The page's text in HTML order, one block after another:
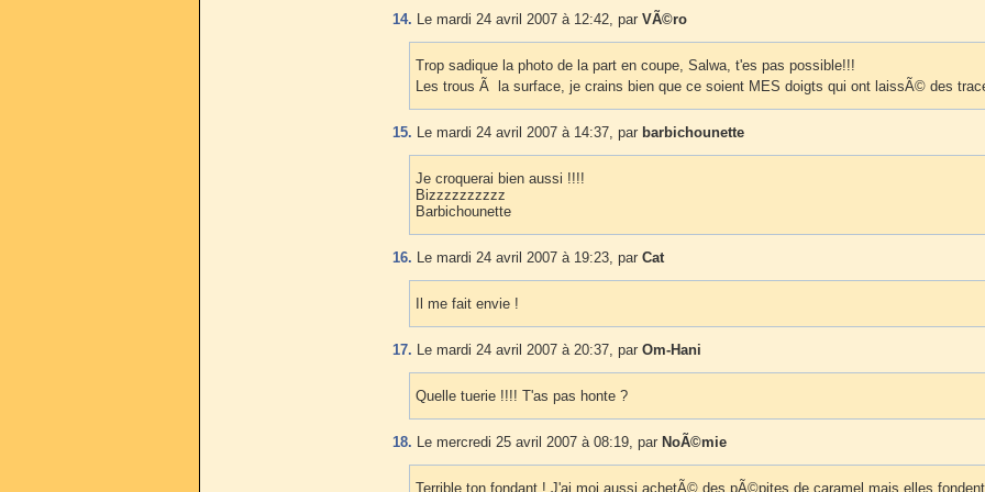
14. Le mardi 24 avril 2007 à 12:42, par VÃ©ro
Trop sadique la photo de la part en coupe, Salwa, t'es pas possible!!!
Les trous Ã la surface, je crains bien que ce soient MES doigts qui ont laissÃ© des
15. Le mardi 24 avril 2007 à 14:37, par barbichounette
Je croquerai bien aussi !!!!
Bizzzzzzzzzz
Barbichounette
16. Le mardi 24 avril 2007 à 19:23, par Cat
Il me fait envie !
17. Le mardi 24 avril 2007 à 20:37, par Om-Hani
Quelle tuerie !!!! T'as pas honte ?
18. Le mercredi 25 avril 2007 à 08:19, par NoÃ©mie
Terrible ton fondant ! J'ai moi aussi achetÃ© des pÃ©pites de caramel mais elles